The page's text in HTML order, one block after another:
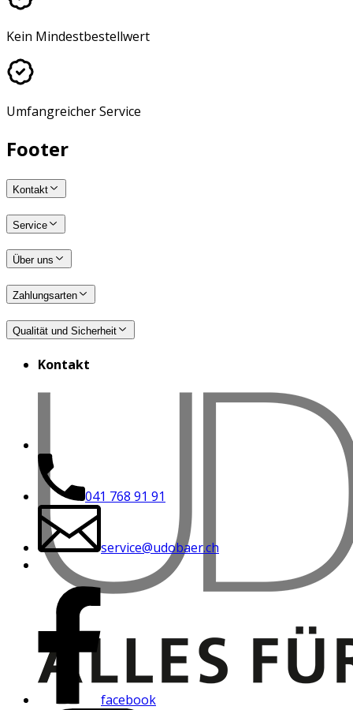
Kein Mindestbestellwert
Umfangreicher Service
Footer
Kontakt
Service
Über uns
Zahlungsarten
Qualität und Sicherheit
Kontakt
041 768 91 91
service@udobaer.ch
facebook